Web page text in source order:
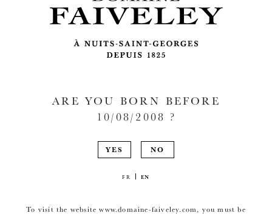
ARE YOU BORN BEFORE
10/08/2008 ?
YES NO
FR EN
To visit the website www.domaine-faiveley.com, you must be